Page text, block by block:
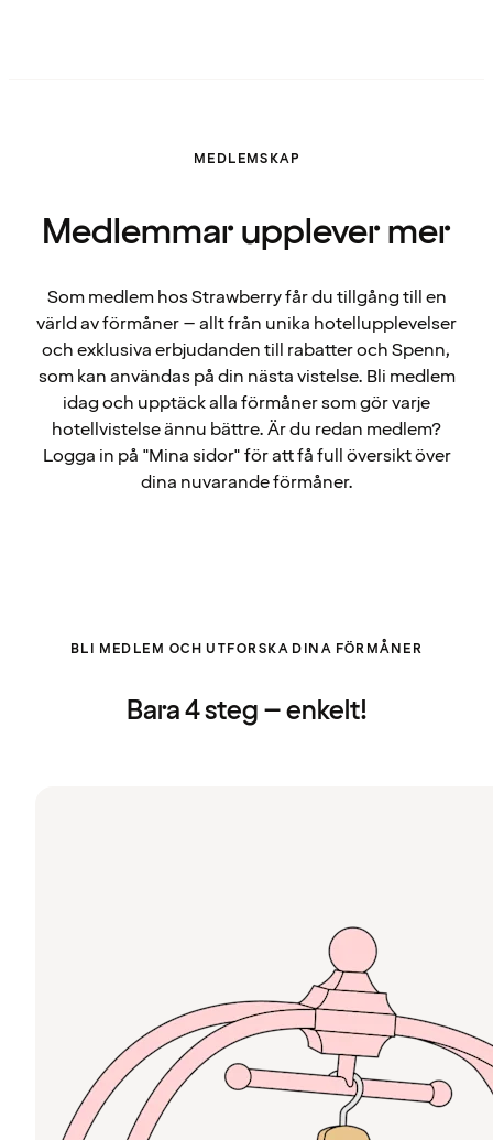
MEDLEMSKAP
Medlemmar upplever mer
Som medlem hos Strawberry får du tillgång till en
värld av förmåner – allt från unika hotellupplevelser
och exklusiva erbjudanden till rabatter och Spenn,
som kan användas på din nästa vistelse. Bli medlem
idag och upptäck alla förmåner som gör varje
hotellvistelse ännu bättre. Är du redan medlem?
Logga in på "Mina sidor" för att få full översikt över
dina nuvarande förmåner.
BLI MEDLEM OCH UTFORSKA DINA FÖRMÅNER
Bara 4 steg – enkelt!